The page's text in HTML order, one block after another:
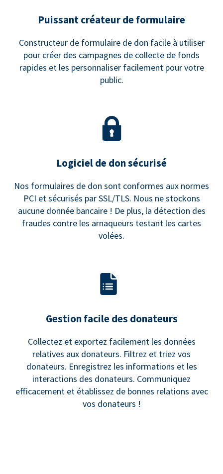
Puissant créateur de formulaire
Constructeur de formulaire de don facile à utiliser
pour créer des campagnes de collecte de fonds
rapides et les personnaliser facilement pour votre
public.
Logiciel de don sécurisé
Nos formulaires de don sont conformes aux normes
PCI et sécurisés par SSL/TLS. Nous ne stockons
aucune donnée bancaire ! De plus, la détection des
fraudes contre les arnaqueurs testant les cartes
volées.
Gestion facile des donateurs
Collectez et exportez facilement les données
relatives aux donateurs. Filtrez et triez vos
donateurs. Enregistrez les informations et les
interactions des donateurs. Communiquez
efficacement et établissez de bonnes relations avec
vos donateurs !